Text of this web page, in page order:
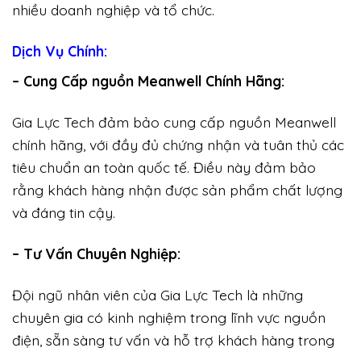
nhiều doanh nghiệp và tổ chức.
Dịch Vụ Chính:
– Cung Cấp nguồn Meanwell Chính Hãng:
Gia Lực Tech đảm bảo cung cấp nguồn Meanwell
chính hãng, với đầy đủ chứng nhận và tuân thủ các
tiêu chuẩn an toàn quốc tế. Điều này đảm bảo
rằng khách hàng nhận được sản phẩm chất lượng
và đáng tin cậy.
– Tư Vấn Chuyên Nghiệp:
Đội ngũ nhân viên của Gia Lực Tech là những
chuyên gia có kinh nghiệm trong lĩnh vực nguồn
điện, sẵn sàng tư vấn và hỗ trợ khách hàng trong